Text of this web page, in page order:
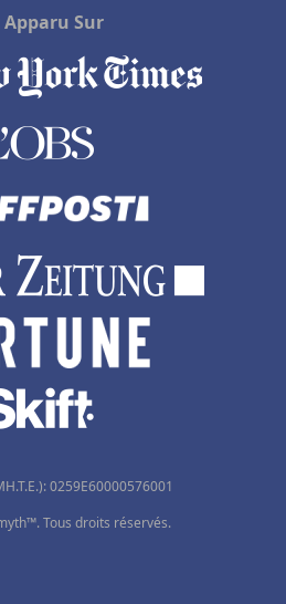
Apparu Sur
0259Ε60000576001
Tous droits réservés.